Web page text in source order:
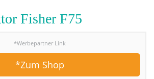
Fisher F75
*Werbepartner Link
*Zum Shop